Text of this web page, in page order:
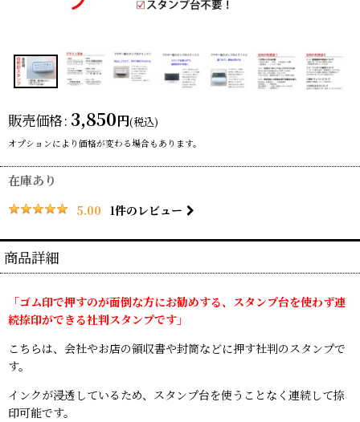
販売価格: 3,850円(税込)
オプションにより価格が変わる場合もあります。
在庫あり
5.00 1件のレビュー
商品詳細
「ゴム印で押すのが面倒な方にお勧めする、スタンプ台を使わず連
続捺印ができる社判スタンプです」
こちらは、会社やお店の領収書や封筒などに押す社判のスタンプで
す。
インクが浸透しているため、スタンプ台を使うことなく連続して捺
印可能です。